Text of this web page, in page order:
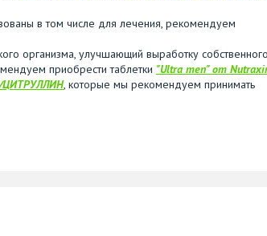
в том числе для лечения, рекомендуем
организма, улучшающий выработку собственного
приобрести таблетки "Ultra men" от
ЦИТРУЛЛИН, которые мы рекомендуем принимать